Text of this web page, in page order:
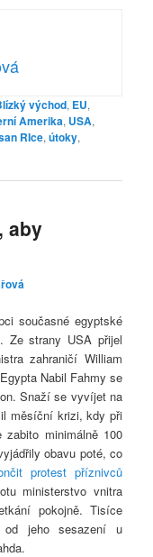
východ, EU,
Amerika, USA,
RIce,útoky,
aby
současné egyptské
Ze strany USA přijel
zahraničí William
Nabil Fahmy se
Snaží se vyvíjet na
měsíční krizi, kdy při
zabito minimálně 100
obavu poté, co
protest příznivců
ministerstvo vnitra
pokojně. Tisíce
od jeho sesazení u